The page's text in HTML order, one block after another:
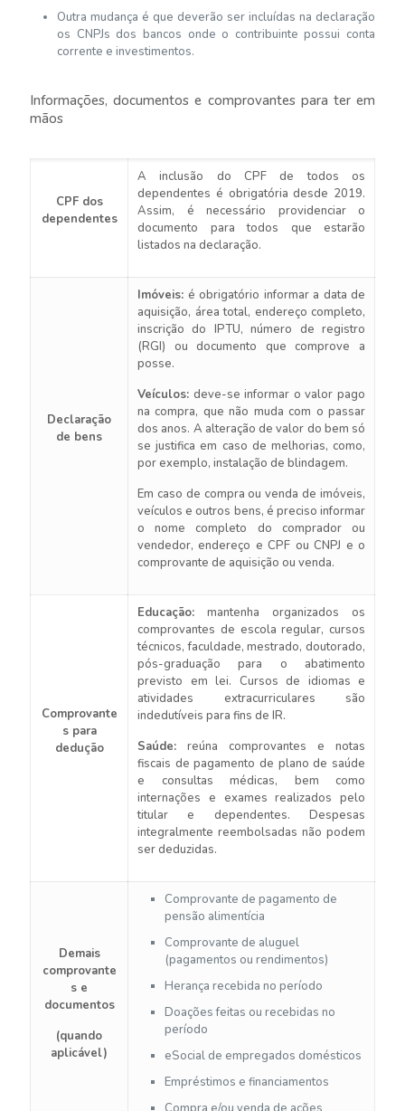
Outra mudança é que deverão ser incluídas na declaração
os CNPJs dos bancos onde o contribuinte possui conta
corrente e investimentos.
Informações, documentos e comprovantes para ter em
mãos
CPF dos
dependentes
A inclusão do CPF de todos os
dependentes é obrigatória desde 2019.
Assim, é necessário providenciar o
documento para todos que estarão
listados na declaração.
Declaração
de bens
Imóveis: é obrigatório informar a data de
aquisição, área total, endereço completo,
inscrição do IPTU, número de registro
(RGI) ou documento que comprove a
posse.
Veículos: deve-se informar o valor pago
na compra, que não muda com o passar
dos anos. A alteração de valor do bem só
se justifica em caso de melhorias, como,
por exemplo, instalação de blindagem.
Em caso de compra ou venda de imóveis,
veículos e outros bens, é preciso informar
o nome completo do comprador ou
vendedor, endereço e CPF ou CNPJ e o
comprovante de aquisição ou venda.
Comprovante
s para
dedução
Educação: mantenha organizados os
comprovantes de escola regular, cursos
técnicos, faculdade, mestrado, doutorado,
pós-graduação para o abatimento
previsto em lei. Cursos de idiomas e
atividades extracurriculares são
indedutíveis para fins de IR.
Saúde: reúna comprovantes e notas
fiscais de pagamento de plano de saúde
e consultas médicas, bem como
internações e exames realizados pelo
titular e dependentes. Despesas
integralmente reembolsadas não podem
ser deduzidas.
Demais
comprovante
s e
documentos
(quando
aplicável)
Comprovante de pagamento de
pensão alimentícia
Comprovante de aluguel
(pagamentos ou rendimentos)
Herança recebida no período
Doações feitas ou recebidas no
período
eSocial de empregados domésticos
Empréstimos e financiamentos